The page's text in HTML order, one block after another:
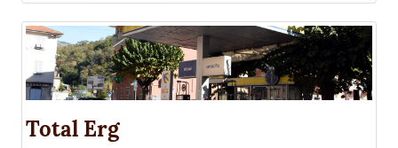
Total Erg